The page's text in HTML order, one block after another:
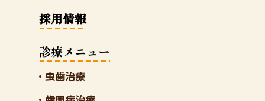
採用情報
診療メニュー
虫歯治療